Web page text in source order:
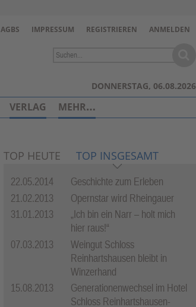
DONNERSTAG, 06.08.2026
AGBS IMPRESSUM REGISTRIEREN ANMELDEN
TOP HEUTE TOP INSGESAMT
22.05.2014
Geschichte zum Erleben
21.02.2013
Opernstar wird Rheingauer
31.01.2013
„Ich bin ein Narr – holt mich
hier raus!“
07.03.2013
Weingut Schloss
Reinhartshausen bleibt in
Winzerhand
15.08.2013
Generationenwechsel im Hotel
Schloss Reinhartshausen-
VERLAG MEHR…